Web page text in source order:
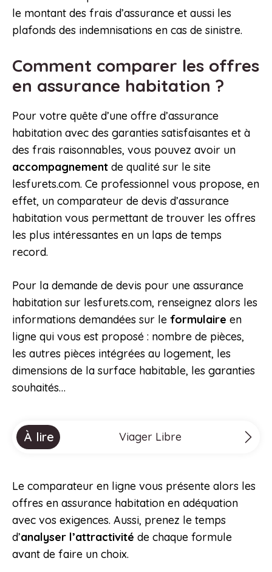
le montant des frais d’assurance et aussi les
plafonds des indemnisations en cas de sinistre.
Comment comparer les offres
en assurance habitation ?
Pour votre quête d’une offre d’assurance
habitation avec des garanties satisfaisantes et à
des frais raisonnables, vous pouvez avoir un
accompagnement de qualité sur le site
lesfurets.com. Ce professionnel vous propose, en
effet, un comparateur de devis d’assurance
habitation vous permettant de trouver les offres
les plus intéressantes en un laps de temps
record.
Pour la demande de devis pour une assurance
habitation sur lesfurets.com, renseignez alors les
informations demandées sur le formulaire en
ligne qui vous est proposé : nombre de pièces,
les autres pièces intégrées au logement, les
dimensions de la surface habitable, les garanties
souhaités…
À lire Viager Libre
Le comparateur en ligne vous présente alors les
offres en assurance habitation en adéquation
avec vos exigences. Aussi, prenez le temps
d’analyser l’attractivité de chaque formule
avant de faire un choix.